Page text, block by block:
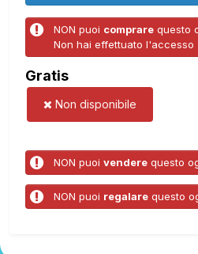
NON puoi comprare questo
Non hai effettuato l'accesso
Gratis
Non disponibile
NON puoi vendere questo
NON puoi regalare questo